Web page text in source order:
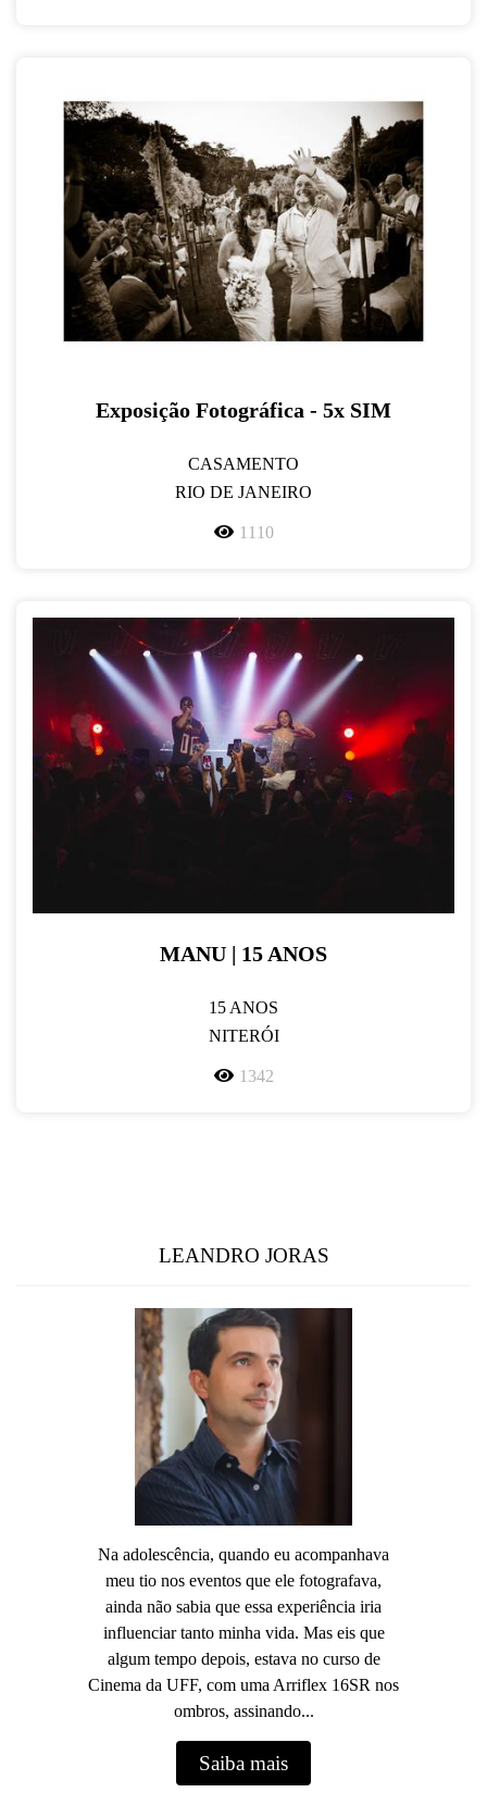
Exposição Fotográfica - 5x SIM
CASAMENTO
RIO DE JANEIRO
1110
MANU | 15 ANOS
15 ANOS
NITERÓI
1342
LEANDRO JORAS
Na adolescência, quando eu acompanhava
meu tio nos eventos que ele fotografava,
ainda não sabia que essa experiência iria
influenciar tanto minha vida. Mas eis que
algum tempo depois, estava no curso de
Cinema da UFF, com uma Arriflex 16SR nos
ombros, assinando...
Saiba mais